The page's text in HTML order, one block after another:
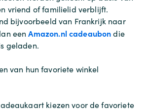
vriend of familielid verblijft.
bijvoorbeeld van Frankrijk naar
eenAmazon.nl cadeaubondie
geladen.
van hun favoriete winkel
kiezen voor de favoriete